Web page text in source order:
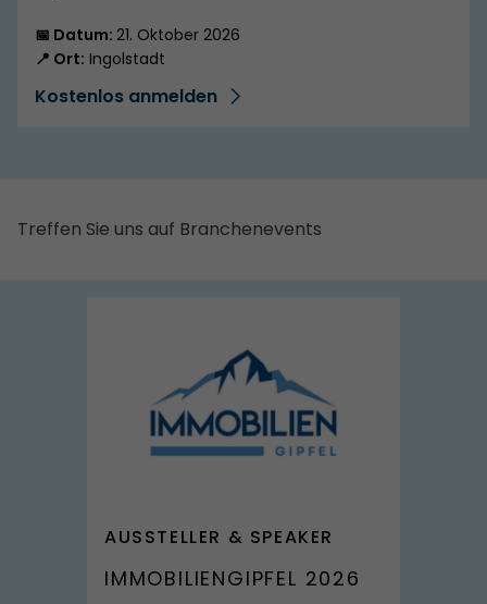
📅 Datum: 21. Oktober 2026
📍 Ort: Ingolstadt
Kostenlos anmelden
Treffen Sie uns auf Branchenevents
SPITZMARKE
AUSSTELLER & SPEAKER
IMMOBILIENGIPFEL 2026